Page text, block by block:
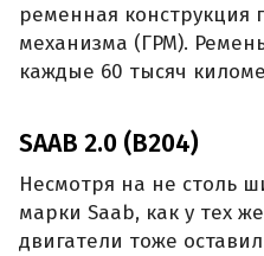
ременная конструкция
механизма (ГРМ).
каждые 60 тысяч
SAAB 2.0 (B204)
Несмотря на не столь
марки Saab, как у тех
двигатели тоже